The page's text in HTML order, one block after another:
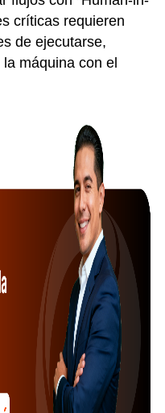
críticas requieren
de ejecutarse,
máquina con el